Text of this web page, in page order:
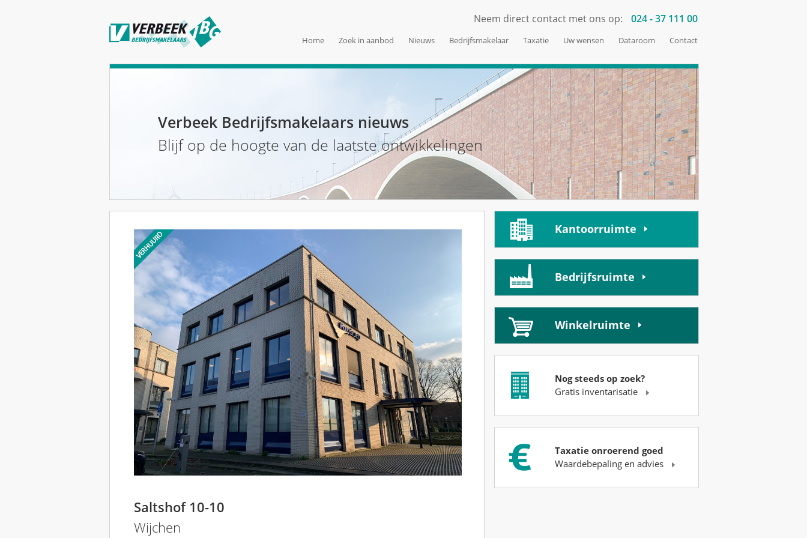
Neem direct contact met ons op: 024 - 37 111 00
Home Zoek in aanbod Nieuws Bedrijfsmakelaar Taxatie Uw wensen Dataroom Contact
Verbeek Bedrijfsmakelaars nieuws
Blijf op de hoogte van de laatste ontwikkelingen
Saltshof 10-10
Wijchen
Kantoorruimte
Bedrijfsruimte
Winkelruimte
Nog steeds op zoek?
Gratis inventarisatie
Taxatie onroerend goed
Waardebepaling en advies